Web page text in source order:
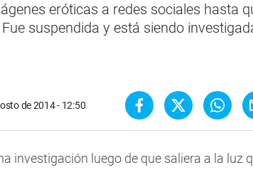
eróticas a redes sociales hasta
suspendida y está siendo
de 2014 - 12:50
investigación luego de que saliera a la luz